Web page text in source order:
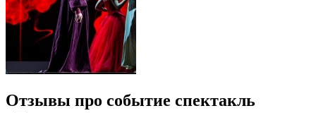
Отзывы про событие спектакль